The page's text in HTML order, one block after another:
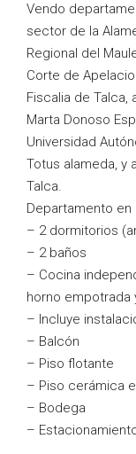
Vendo
sector de la
Regional del
Corte de
Fiscalia de Talca,
Marta Donoso
Universidad
Totus alameda, y
Talca.
Departamento
– 2 dormitorios
– 2 baños
– Cocina
horno empotrada
– Incluye
– Balcón
– Piso flotante
– Piso cerámica
– Bodega
–